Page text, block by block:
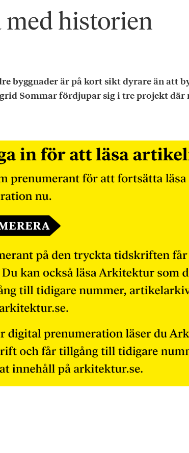
med historien
byggnader är på kort sikt dyrare än att
Sommar fördjupar sig i tre projekt